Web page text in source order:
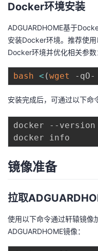
客
论
坛
的
圈
子
我
的
直
播
我
的
活
动
我
的
关
注
我
的
开
堂
我
的
我
我
Docker环境安装
ADGUARDHOME基于
安装Docker环境。推荐使
Docker环境并优化相关参数
bash < (wget -
安装完成后，可通过以下命
docker --version
镜像准备
拉取
使用以下命令通过轩辕镜像
ADGUARDHOME镜像：